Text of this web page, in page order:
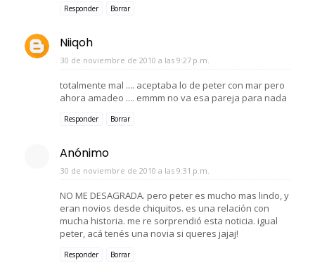
Responder Borrar
Niiqoh
30 de noviembre de 2010 a las 9:27 p.m.
totalmente mal .... aceptaba lo de peter con mar pero
ahora amadeo .... emmm no va esa pareja para nada
Responder Borrar
Anónimo
30 de noviembre de 2010 a las 9:31 p.m.
NO ME DESAGRADA. pero peter es mucho mas lindo, y
eran novios desde chiquitos. es una relación con
mucha historia. me re sorprendió esta noticia. igual
peter, acá tenés una novia si queres jajaj!
Responder Borrar